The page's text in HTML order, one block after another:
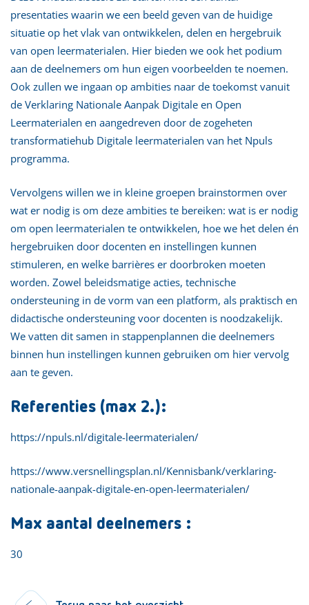
presentaties waarin we een beeld geven van de huidige
situatie op het vlak van ontwikkelen, delen en hergebruik
van open leermaterialen. Hier bieden we ook het podium
aan de deelnemers om hun eigen voorbeelden te noemen.
Ook zullen we ingaan op ambities naar de toekomst vanuit
de Verklaring Nationale Aanpak Digitale en Open
Leermaterialen en aangedreven door de zogeheten
transformatiehub Digitale leermaterialen van het Npuls
programma.
Vervolgens willen we in kleine groepen brainstormen over
wat er nodig is om deze ambities te bereiken: wat is er nodig
om open leermaterialen te ontwikkelen, hoe we het delen én
hergebruiken door docenten en instellingen kunnen
stimuleren, en welke barrières er doorbroken moeten
worden. Zowel beleidsmatige acties, technische
ondersteuning in de vorm van een platform, als praktisch en
didactische ondersteuning voor docenten is noodzakelijk.
We vatten dit samen in stappenplannen die deelnemers
binnen hun instellingen kunnen gebruiken om hier vervolg
aan te geven.
Referenties (max 2.):
https://npuls.nl/digitale-leermaterialen/
https://www.versnellingsplan.nl/Kennisbank/verklaring-
nationale-aanpak-digitale-en-open-leermaterialen/
Max aantal deelnemers :
30